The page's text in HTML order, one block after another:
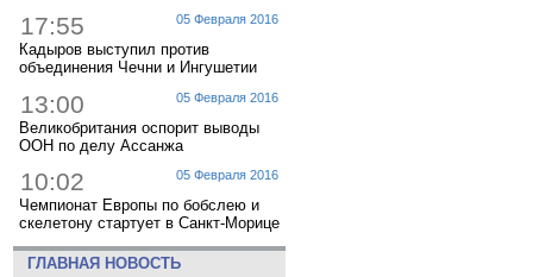
05 Февраля 2016
17:55
Кадыров выступил против
объединения Чечни и Ингушетии
05 Февраля 2016
13:00
Великобритания оспорит выводы
ООН по делу Ассанжа
05 Февраля 2016
10:02
Чемпионат Европы по бобслею и
скелетону стартует в Санкт-Морице
ГЛАВНАЯ НОВОСТЬ